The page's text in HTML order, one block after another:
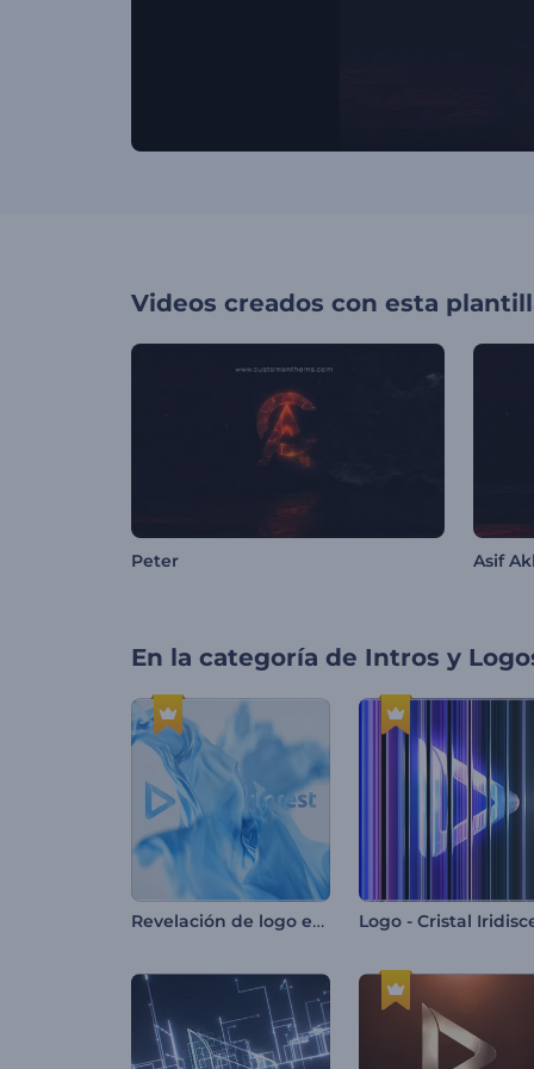
Videos creados con esta
Peter Asif
En la categoría de Intros y
Revelación de logo en tela de seda